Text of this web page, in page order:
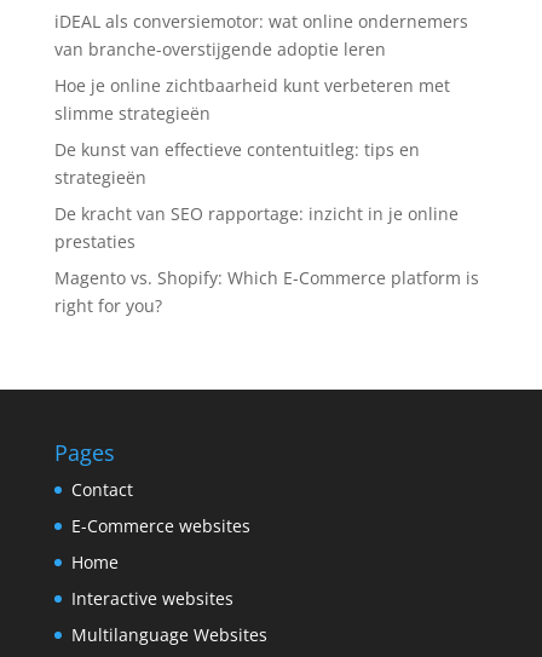
iDEAL als conversiemotor: wat online ondernemers
van branche-overstijgende adoptie leren
Hoe je online zichtbaarheid kunt verbeteren met
slimme strategieën
De kunst van effectieve contentuitleg: tips en
strategieën
De kracht van SEO rapportage: inzicht in je online
prestaties
Magento vs. Shopify: Which E-Commerce platform is
right for you?
Pages
Contact
E-Commerce websites
Home
Interactive websites
Multilanguage Websites